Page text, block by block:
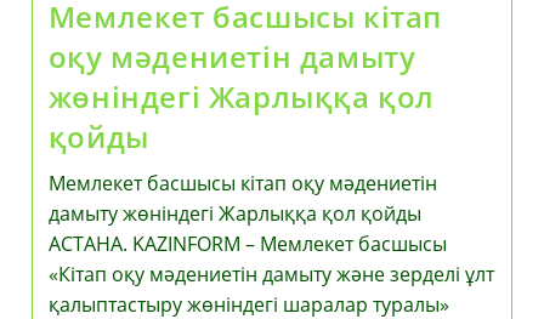
Мемлекет басшысы кітап
оқу мәдениетін дамыту
жөніндегі Жарлыққа қол
қойды
Мемлекет басшысы кітап оқу мәдениетін
дамыту жөніндегі Жарлыққа қол қойды
АСТАНА. KAZINFORM – Мемлекет басшысы
«Кітап оқу мәдениетін дамыту және зерделі ұлт
қалыптастыру жөніндегі шаралар туралы»